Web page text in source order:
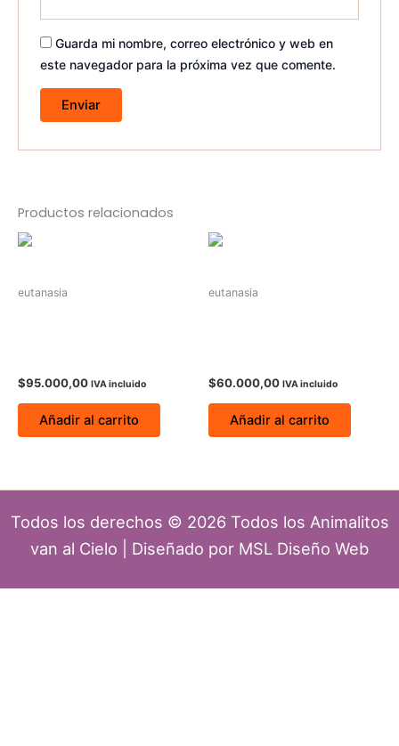
Guarda mi nombre, correo electrónico y web en
este navegador para la próxima vez que comente.
Productos relacionados
eutanasia
$95.000,00 IVA incluido
Añadir al carrito
eutanasia
$60.000,00 IVA incluido
Añadir al carrito
Todos los derechos © 2026 Todos los Animalitos
van al Cielo | Diseñado por MSL Diseño Web